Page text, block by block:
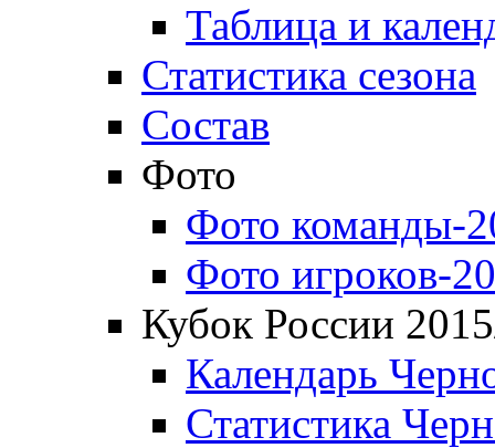
Таблица и
Статистика сезона
Состав
Фото
Фото команды-
Фото игроков-
Кубок России
Календарь
Статистика